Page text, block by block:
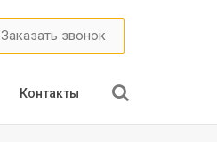
Заказать звонок
Контакты